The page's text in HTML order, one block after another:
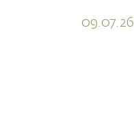
09.07.26